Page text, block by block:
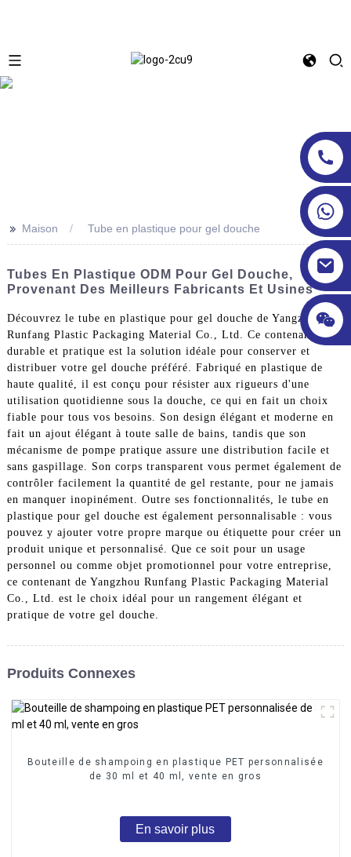
>> Maison Tube en plastique pour gel douche
Tubes En Plastique ODM Pour Gel Douche,
Provenant Des Meilleurs Fabricants Et Usines
Découvrez le tube en plastique pour gel douche de Yangzhou
Runfang Plastic Packaging Material Co., Ltd. Ce contenant
durable et pratique est la solution idéale pour conserver et
distribuer votre gel douche préféré. Fabriqué en plastique de
haute qualité, il est conçu pour résister aux rigueurs d'une
utilisation quotidienne sous la douche, ce qui en fait un choix
fiable pour tous vos besoins. Son design élégant et moderne en
fait un ajout élégant à toute salle de bains, tandis que son
mécanisme de pompe pratique assure une distribution facile et
sans gaspillage. Son corps transparent vous permet également de
contrôler facilement la quantité de gel restante, pour ne jamais
en manquer inopinément. Outre ses fonctionnalités, le tube en
plastique pour gel douche est également personnalisable : vous
pouvez y ajouter votre propre marque ou étiquette pour créer un
produit unique et personnalisé. Que ce soit pour un usage
personnel ou comme objet promotionnel pour votre entreprise,
ce contenant de Yangzhou Runfang Plastic Packaging Material
Co., Ltd. est le choix idéal pour un rangement élégant et
pratique de votre gel douche.
Produits Connexes
Bouteille de shampoing en plastique PET personnalisée
de 30 ml et 40 ml, vente en gros
En savoir plus